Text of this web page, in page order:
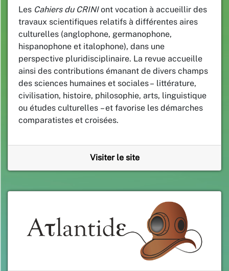
Les Cahiers du CRINIont vocation à accueillir des
travaux scientifiques relatifs à différentes aires
culturelles (anglophone, germanophone,
hispanophone et italophone), dans une
perspective pluridisciplinaire. La revue accueille
ainsi des contributions émanant de divers champs
des sciences humaines et sociales – littérature,
civilisation, histoire, philosophie, arts, linguistique
ou études culturelles – et favorise les démarches
comparatistes et croisées.
Visiter le site